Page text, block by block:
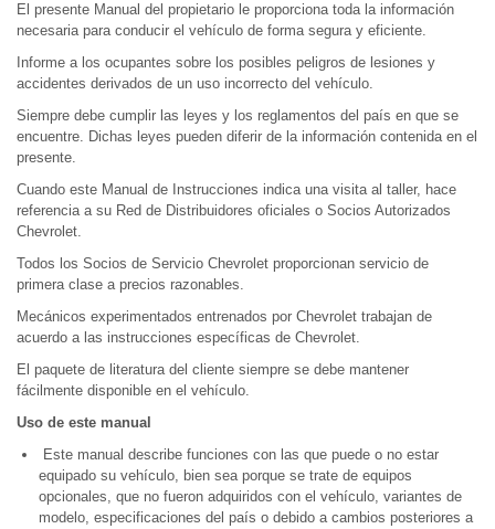
El presente Manual del propietario le proporciona toda la información
necesaria para conducir el vehículo de forma segura y eficiente.
Informe a los ocupantes sobre los posibles peligros de lesiones y
accidentes derivados de un uso incorrecto del vehículo.
Siempre debe cumplir las leyes y los reglamentos del país en que se
encuentre. Dichas leyes pueden diferir de la información contenida en el
presente.
Cuando este Manual de Instrucciones indica una visita al taller, hace
referencia a su Red de Distribuidores oficiales o Socios Autorizados
Chevrolet.
Todos los Socios de Servicio Chevrolet proporcionan servicio de
primera clase a precios razonables.
Mecánicos experimentados entrenados por Chevrolet trabajan de
acuerdo a las instrucciones específicas de Chevrolet.
El paquete de literatura del cliente siempre se debe mantener
fácilmente disponible en el vehículo.
Uso de este manual
Este manual describe funciones con las que puede o no estar
equipado su vehículo, bien sea porque se trate de equipos
opcionales, que no fueron adquiridos con el vehículo, variantes de
modelo, especificaciones del país o debido a cambios posteriores a